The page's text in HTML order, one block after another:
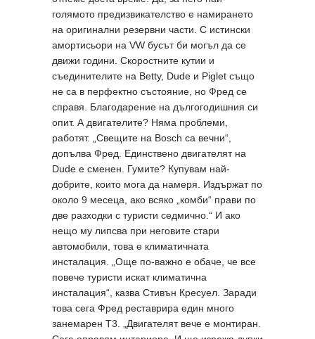
голямото предизвикателство е намирането
на оригинални резервни части. С истински
амортисьори на VW бусът би могъл да се
движи години. Скоростните кутии и
съединителите на Betty, Dude и Piglet също
не са в перфектно състояние, но Фред се
справя. Благодарение на дългогодишния си
опит. А двигателите? Няма проблеми,
работят. „Свещите на Bosch са вечни“,
допълва Фред. Единствено двигателят на
Dude е сменен. Гумите? Купувам най-
добрите, които мога да намеря. Издържат по
около 9 месеца, ако всяко „комби“ прави по
две разходки с туристи седмично.“ И ако
нещо му липсва при неговите стари
автомобили, това е климатичната
инсталация. „Още по-важно е обаче, че все
повече туристи искат климатична
инсталация“, казва Стивън Кресуел. Заради
това сега Фред реставрира един много
занемарен Т3. „Двигателят вече е монтиран.